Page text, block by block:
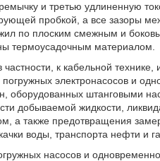
и третью удлиненную
пробкой, а все зазоры
по плоским смежным и
термоусадочным материалом.
к кабельной технике,
электронасосов и
оборудованных штанговыми
добываемой жидкости,
а также предотвращения
воды, транспорта нефти и
насосов и